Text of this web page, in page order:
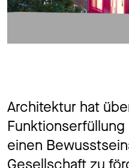
Architektur hat
Funktionserfüllung
einen